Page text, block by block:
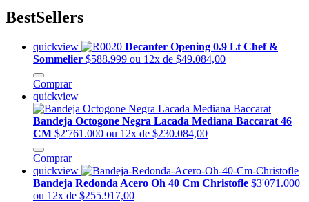
BestSellers
quickview
Decanter Opening 0.9 Lt Chef &
Sommelier $588.999 ou 12x de $49.084,00
Comprar
quickview
Bandeja Octogone Negra Lacada Mediana Baccarat 46
CM $2'761.000 ou 12x de $230.084,00
Comprar
quickview
Bandeja Redonda Acero Oh 40 Cm Christofle $3'071.000
ou 12x de $255.917,00